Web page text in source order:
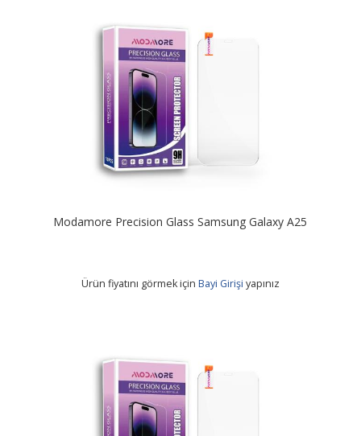
Modamore Precision Glass Samsung Galaxy A25
Ürün fiyatını görmek için Bayi Girişi yapınız